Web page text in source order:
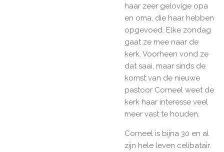
haar zeer gelovige opa
en oma, die haar hebben
opgevoed. Elke zondag
gaat ze mee naar de
kerk. Voorheen vond ze
dat saai, maar sinds de
komst van de nieuwe
pastoor Corneel weet de
kerk haar interesse veel
meer vast te houden.
Corneel is bijna 30 en al
zijn hele leven celibatair.